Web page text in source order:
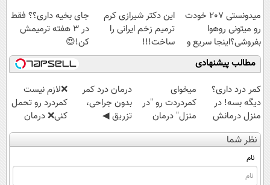
قسطی
میدونستی 207 خودت
رو میتونی روهوا
بفروشی؟اینجا سریع و
راحت بفروش
این دکتر شیرازی کرم
ترمیم زخم ایرانی را
ساخت!!!
جای بخیه داری؟؟ فقط
در 3 هفته ترمیمش
کن!😍
مطالب پیشنهادی
کمر درد داری؟
دیگه بسه! در
منزل درمانش
کن
(◀پرسش‌نامه)
میخوای
کمردردت رو "در
منزل" درمان
کنی؟ (◂فیلم +
◂پرسش‌نامه)
درمان درد کمر
بدون جراحی،
تزریق ◀
پرسش‌نامه رو پر
کن ▶
❌لازم نیست
کمردرد رو تحمل
کنی❌ درمان
بدون جراحی و
قرص
نظر شما
نام